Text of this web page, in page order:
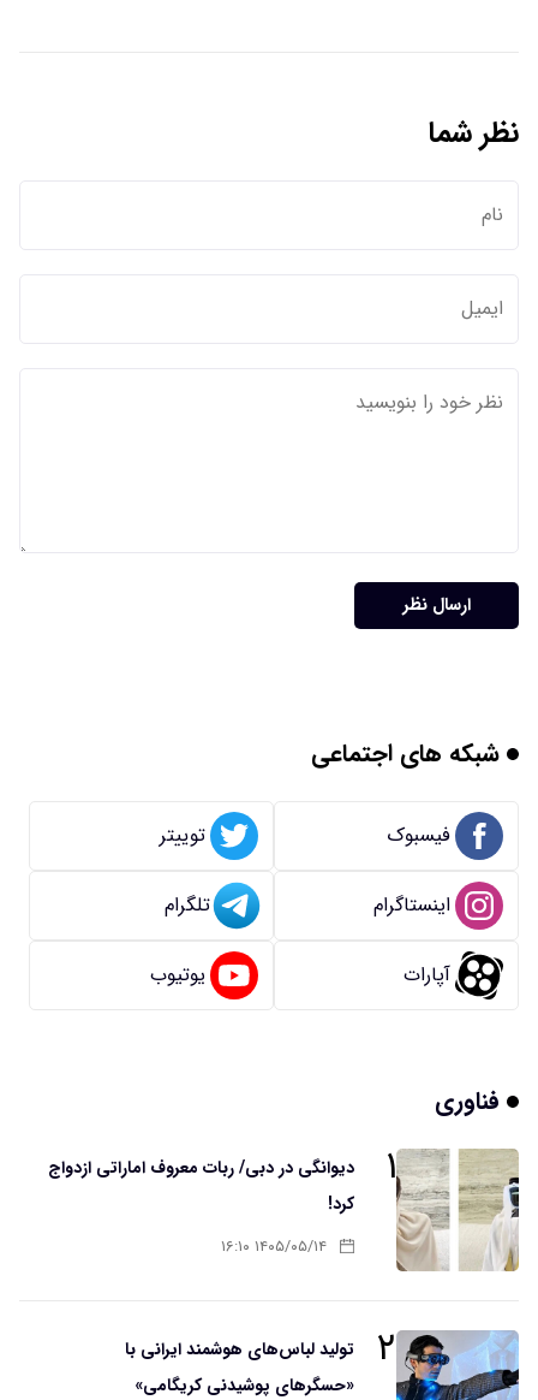
نظر شما
ارسال نظر
شبکه های اجتماعی
فیسبوک توییتر
اینستاگرام تلگرام
آپارات یوتیوب
فناوری
۱
دیوانگی در دبی/ ربات معروف اماراتی ازدواج
کرد!
۱۴۰۵/۰۵/۱۴ ۱۶:۱۰
۲
تولید لباس‌های هوشمند ایرانی با
«حسگرهای پوشیدنی کریگامی»